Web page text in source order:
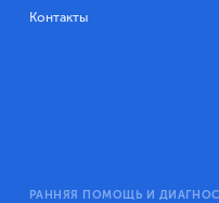
Контакты
РАННЯЯ ПОМОЩЬ И